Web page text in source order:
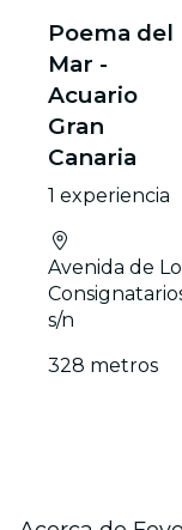
Poema del
Mar -
Acuario
Gran
Canaria
1 experiencia
Avenida de
s/n
328 metros